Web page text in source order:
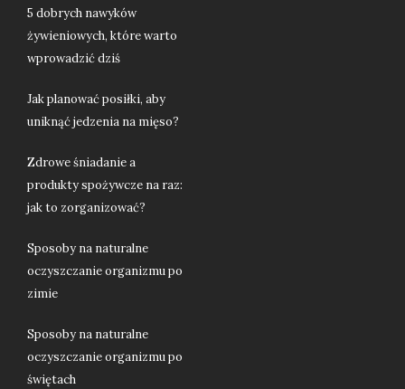
5 dobrych nawyków
żywieniowych, które warto
wprowadzić dziś
Jak planować posiłki, aby
uniknąć jedzenia na mięso?
Zdrowe śniadanie a
produkty spożywcze na raz:
jak to zorganizować?
Sposoby na naturalne
oczyszczanie organizmu po
zimie
Sposoby na naturalne
oczyszczanie organizmu po
świętach